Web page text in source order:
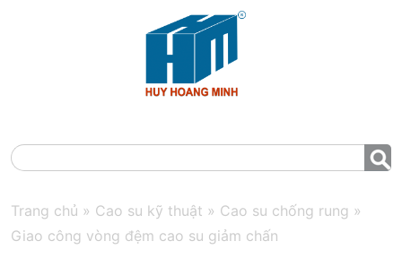
Trang chủ » Cao su kỹ thuật » Cao su chống rung »
Giao công vòng đệm cao su giảm chấn